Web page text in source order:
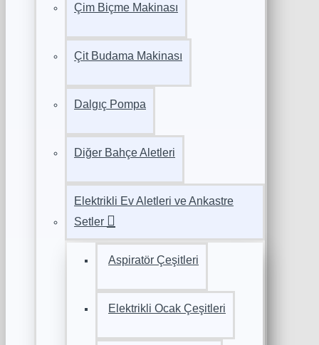
Çim Biçme Makinası
Çit Budama Makinası
Dalgıç Pompa
Diğer Bahçe Aletleri
Elektrikli Ev Aletleri ve Ankastre
Setler
Aspiratör Çeşitleri
Elektrikli Ocak Çeşitleri